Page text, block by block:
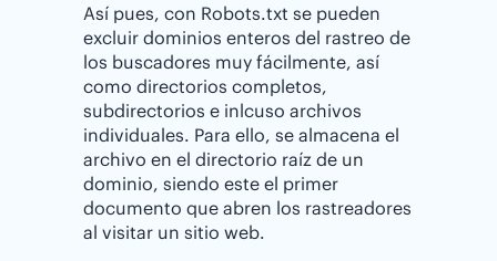
Así pues, con Robots.txt se pueden
excluir dominios enteros del rastreo de
los buscadores muy fácilmente, así
como directorios completos,
subdirectorios e inlcuso archivos
individuales. Para ello, se almacena el
archivo en el directorio raíz de un
dominio, siendo este el primer
documento que abren los rastreadores
al visitar un sitio web.